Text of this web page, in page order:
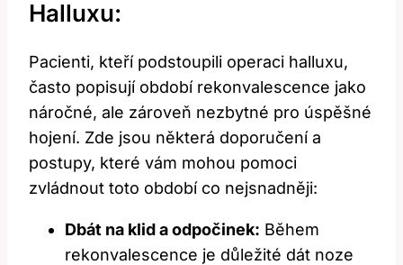
Halluxu:
Pacienti, kteří podstoupili operaci halluxu,
často popisují období rekonvalescence jako
náročné, ale zároveň nezbytné pro úspěšné
hojení. Zde jsou některá doporučení a
postupy, které vám mohou pomoci
zvládnout toto období co nejsnadněji:
Dbát na klid a odpočinek: Během
rekonvalescence je důležité dát noze